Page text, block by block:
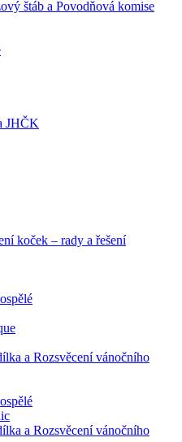
štáb a Povodňová komise
JHČK
koček – rady a řešení
a Rozsvěcení vánočního
a Rozsvěcení vánočního